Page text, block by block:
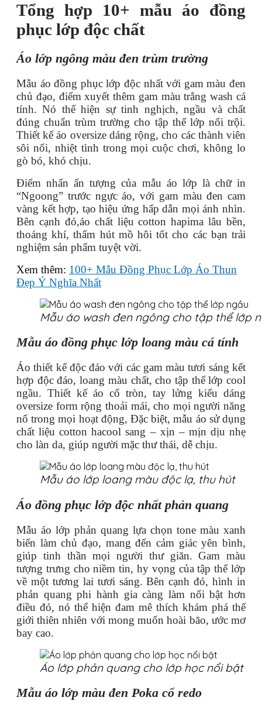
Tổng hợp 10+ mẫu áo đồng
phục lớp độc chất
Áo lớp ngông màu đen trùm trường
Mẫu áo đồng phục lớp độc nhất với gam màu đen
chủ đạo, điểm xuyết thêm gam màu trắng wash cá
tính. Nó thể hiện sự tinh nghịch, ngầu và chất
đúng chuẩn trùm trường cho tập thể lớp nổi trội.
Thiết kế áo oversize dáng rộng, cho các thành viên
sôi nổi, nhiệt tình trong mọi cuộc chơi, không lo
gò bó, khó chịu.
Điểm nhấn ấn tượng của mẫu áo lớp là chữ in
“Ngoong” trước ngực áo, với gam màu đen cam
vàng kết hợp, tạo hiệu ứng hấp dẫn mọi ánh nhìn.
Bên cạnh đó,áo chất liệu cotton hapima lâu bền,
thoáng khí, thấm hút mồ hôi tốt cho các bạn trải
nghiệm sản phẩm tuyệt vời.
Xem thêm: 100+ Mẫu Đồng Phục Lớp Áo Thun
Đẹp Ý Nghĩa Nhất
Mẫu áo wash đen ngông cho tập thể lớp
Mẫu áo đồng phục lớp loang màu cá tính
Áo thiết kế độc đáo với các gam màu tươi sáng kết
hợp độc đáo, loang màu chất, cho tập thể lớp cool
ngầu. Thiết kế áo cổ tròn, tay lửng kiểu dáng
oversize form rộng thoải mái, cho mọi người năng
nổ trong mọi hoạt động, Đặc biệt, mẫu áo sử dụng
chất liệu cotton hacool sang – xịn – mịn dịu nhẹ
cho làn da, giúp người mặc thư thái, dễ chịu.
Mẫu áo lớp loang màu độc lạ, thu hút
Áo đồng phục lớp độc nhất phản quang
Mẫu áo lớp phản quang lựa chọn tone màu xanh
biển làm chủ đạo, mang đến cảm giác yên bình,
giúp tinh thần mọi người thư giãn. Gam màu
tượng trưng cho niềm tin, hy vọng của tập thể lớp
về một tương lai tươi sáng. Bên cạnh đó, hình in
phản quang phi hành gia càng làm nổi bật hơn
điều đó, nó thể hiện đam mê thích khám phá thế
giới thiên nhiên với mong muốn hoài bão, ước mơ
bay cao.
Áo lớp phản quang cho lớp học nổi bật
Mẫu áo lớp màu đen Poka cổ redo